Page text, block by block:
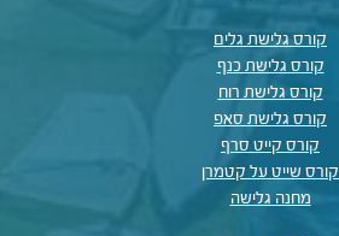
קורס גלישת גלים
קורס גלישת כנף
קורס גלישת רוח
קורס גלישת סאפ
קורס קייט סרף
קורס שייט על קטמרן
מחנה גלישה